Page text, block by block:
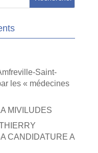
Saint-
les « médecines
MIVILUDES
CANDIDATURE A